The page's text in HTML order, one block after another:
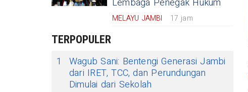
Lembaga Penegak Hukum
MELAYU JAMBI 17 jam
TERPOPULER
1
Wagub Sani: Bentengi Generasi Jambi
dari IRET, TCC, dan Perundungan
Dimulai dari Sekolah